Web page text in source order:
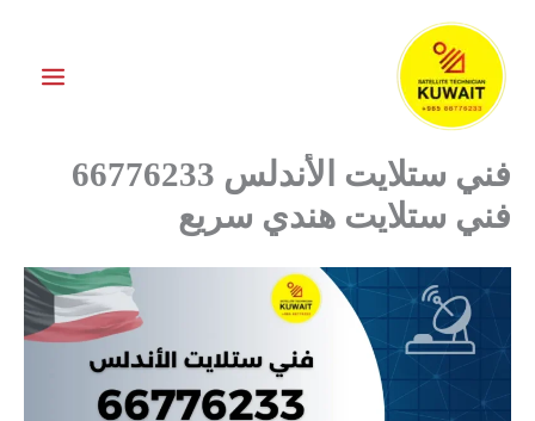
المحتوى
فني ستلايت الأندلس 66776233
فني ستلايت هندي سريع